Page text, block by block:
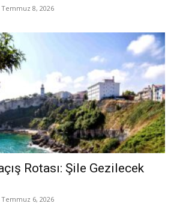
Temmuz 8, 2026
Rotası: Şile Gezilecek
Temmuz 6, 2026